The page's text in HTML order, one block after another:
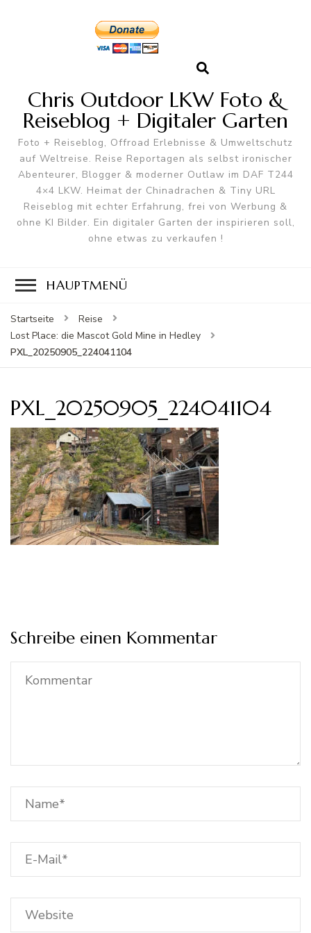
Chris Outdoor LKW Foto &
Reiseblog + Digitaler Garten
Foto + Reiseblog, Offroad Erlebnisse & Umweltschutz
auf Weltreise. Reise Reportagen als selbst ironischer
Abenteurer, Blogger & moderner Outlaw im DAF T244
4×4 LKW. Heimat der Chinadrachen & Tiny URL
Reiseblog mit echter Erfahrung, frei von Werbung &
ohne KI Bilder. Ein digitaler Garten der inspirieren soll,
ohne etwas zu verkaufen !
HAUPTMENÜ
Startseite
Reise
Lost Place: die Mascot Gold Mine in Hedley
PXL_20250905_224041104
PXL_20250905_224041104
Schreibe einen Kommentar